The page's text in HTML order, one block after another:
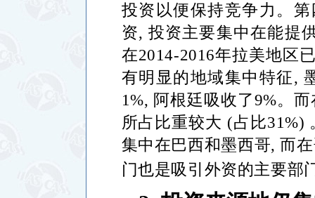
投资以便保持竞争力。第
资, 投资主要集中在能提
在2014-2016年拉美地区
有明显的地域集中特征,
1%, 阿根廷吸收了9%。
所占比重较大 (占比31%)
集中在巴西和墨西哥,而
门也是吸引外资的主要部